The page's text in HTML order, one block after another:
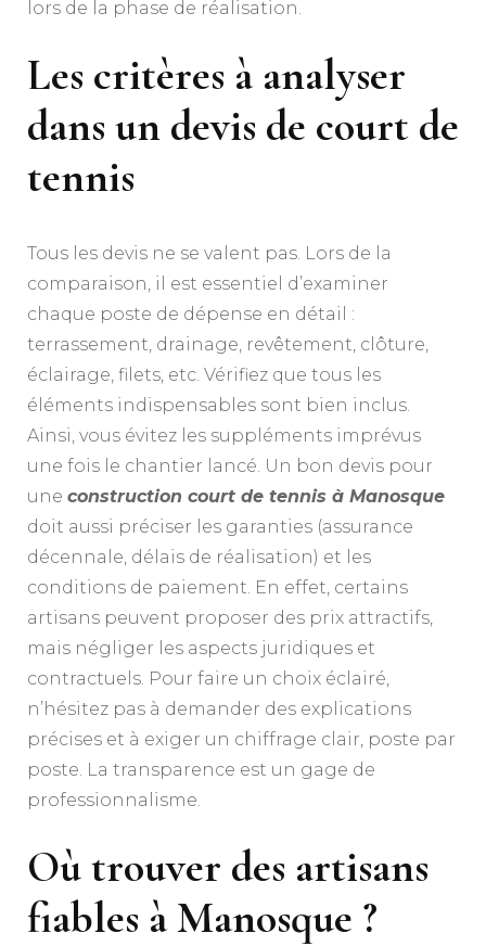
lors de la phase de réalisation.
Les critères à analyser
dans un devis de court de
tennis
Tous les devis ne se valent pas. Lors de la
comparaison, il est essentiel d’examiner
chaque poste de dépense en détail :
terrassement, drainage, revêtement, clôture,
éclairage, filets, etc. Vérifiez que tous les
éléments indispensables sont bien inclus.
Ainsi, vous évitez les suppléments imprévus
une fois le chantier lancé. Un bon devis pour
une construction court de tennis à Manosque
doit aussi préciser les garanties (assurance
décennale, délais de réalisation) et les
conditions de paiement. En effet, certains
artisans peuvent proposer des prix attractifs,
mais négliger les aspects juridiques et
contractuels. Pour faire un choix éclairé,
n’hésitez pas à demander des explications
précises et à exiger un chiffrage clair, poste par
poste. La transparence est un gage de
professionnalisme.
Où trouver des artisans
fiables à Manosque ?